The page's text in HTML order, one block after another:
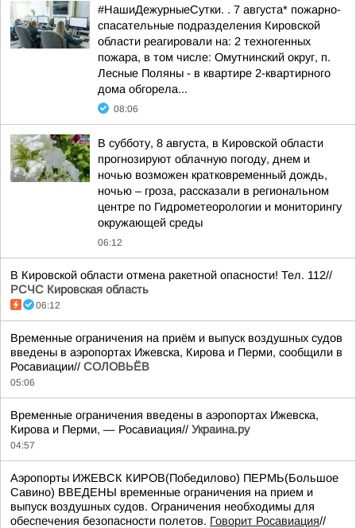
#НашиДежурныеСутки. . 7 августа* пожарно-
спасательные подразделения Кировской
области реагировали на: 2 техногенных
пожара, в том числе: Омутнинский округ, п.
Лесные Поляны - в квартире 2-квартирного
дома обгорела...
08:06
В субботу, 8 августа, в Кировской области
прогнозируют облачную погоду, днем и
ночью возможен кратковременный дождь,
ночью – гроза, рассказали в региональном
центре по Гидрометеорологии и мониторингу
окружающей среды
06:12
В Кировской области отмена ракетной опасности! Тел. 112//
РСЧС Кировская область
06:12
Временные ограничения на приём и выпуск воздушных судов
введены в аэропортах Ижевска, Кирова и Перми, сообщили в
Росавиации// СОЛОВЬЁВ
05:06
Временные ограничения введены в аэропортах Ижевска,
Кирова и Перми, — Росавиация// Украина.ру
04:57
Аэропорты ИЖЕВСК КИРОВ(Победилово) ПЕРМЬ(Большое
Савино) ВВЕДЕНЫ временные ограничения на прием и
выпуск воздушных судов. Ограничения необходимы для
обеспечения безопасности полетов. Говорит Росавиация//